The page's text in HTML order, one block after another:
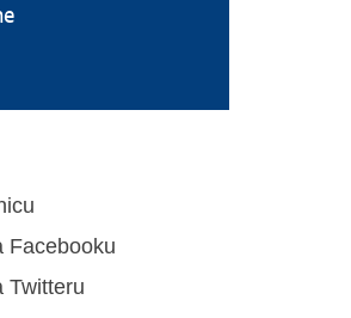
Facebooku
Twitteru